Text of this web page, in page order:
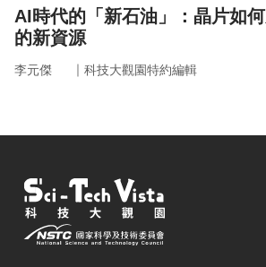
AI時代的「新石油」：晶片如
的新資源
李元傑 ｜ 科技大觀園特約編輯